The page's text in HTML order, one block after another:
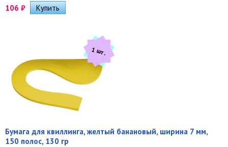
106 ₽
1 шт.
Бумага для квиллинга, желтый банановый, ширина 7 мм,
150 полос, 130 гр